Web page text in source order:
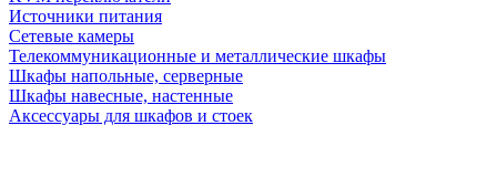
Источники питания
Сетевые камеры
Телекоммуникационные и металлические шкафы
Шкафы напольные, серверные
Шкафы навесные, настенные
Аксессуары для шкафов и стоек